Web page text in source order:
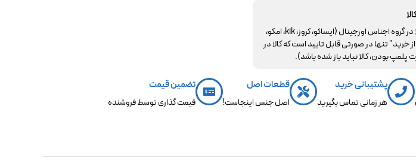
درخواست مرجوع کردن کالا در گروه اجناس اورجینال (ایساکو، کروز، kik، امکو،
خرید" تنها در صورتی قابل تایید است که کالا در
پلمپ بودن، کالا نباید باز شده باشد).
پشتیبانی خرید
هر زمانی تماس بگیرید
قطعات اصل
اصل جنس اینجاست!
تضمین قیمت
قیمت گذاری توسط فروشنده